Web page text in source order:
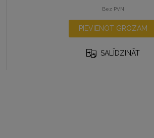
Bez PVN
PIEVIENOT GROZAM
SALĪDZINĀT